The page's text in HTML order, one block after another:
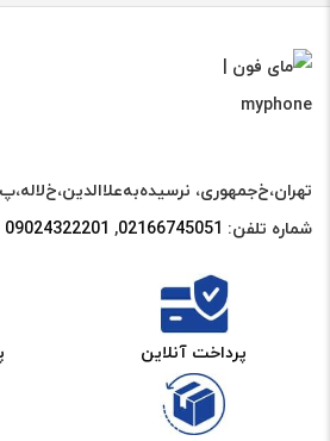
تهران،خ‌جمهوری، نرسیده‌به‌علاالدین،‌خ‌لاله،‌پ9،واحد زیرهمکف
شماره تلفن: 02166745051‌
, 09024322201 ،02158902
پرداخت آنلاین